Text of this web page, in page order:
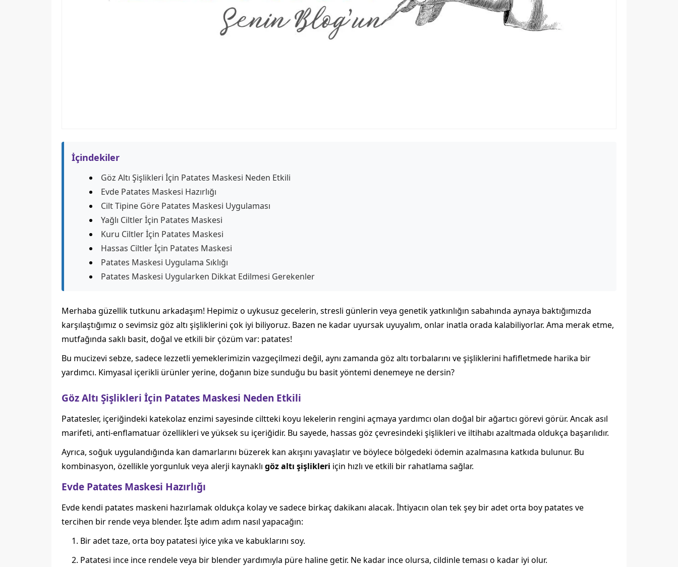
İçindekiler
Göz Altı Şişlikleri İçin Patates Maskesi Neden Etkili
Evde Patates Maskesi Hazırlığı
Cilt Tipine Göre Patates Maskesi Uygulaması
Yağlı Ciltler İçin Patates Maskesi
Kuru Ciltler İçin Patates Maskesi
Hassas Ciltler İçin Patates Maskesi
Patates Maskesi Uygulama Sıklığı
Patates Maskesi Uygularken Dikkat Edilmesi Gerekenler
Merhaba güzellik tutkunu arkadaşım! Hepimiz o uykusuz gecelerin, stresli günlerin veya genetik yatkınlığın sabahında aynaya baktığımızda
karşılaştığımız o sevimsiz göz altı şişliklerini çok iyi biliyoruz. Bazen ne kadar uyursak uyuyalım, onlar inatla orada kalabiliyorlar. Ama merak etme,
mutfağında saklı basit, doğal ve etkili bir çözüm var: patates!
Bu mucizevi sebze, sadece lezzetli yemeklerimizin vazgeçilmezi değil, aynı zamanda göz altı torbalarını ve şişliklerini hafifletmede harika bir
yardımcı. Kimyasal içerikli ürünler yerine, doğanın bize sunduğu bu basit yöntemi denemeye ne dersin?
Göz Altı Şişlikleri İçin Patates Maskesi Neden Etkili
Patatesler, içeriğindeki katekolaz enzimi sayesinde ciltteki koyu lekelerin rengini açmaya yardımcı olan doğal bir ağartıcı görevi görür. Ancak asıl
marifeti, anti-enflamatuar özellikleri ve yüksek su içeriğidir. Bu sayede, hassas göz çevresindeki şişlikleri ve iltihabı azaltmada oldukça başarılıdır.
Ayrıca, soğuk uygulandığında kan damarlarını büzerek kan akışını yavaşlatır ve böylece bölgedeki ödemin azalmasına katkıda bulunur. Bu
kombinasyon, özellikle yorgunluk veya alerji kaynaklı göz altı şişlikleri için hızlı ve etkili bir rahatlama sağlar.
Evde Patates Maskesi Hazırlığı
Evde kendi patates maskeni hazırlamak oldukça kolay ve sadece birkaç dakikanı alacak. İhtiyacın olan tek şey bir adet orta boy patates ve
tercihen bir rende veya blender. İşte adım adım nasıl yapacağın:
Bir adet taze, orta boy patatesi iyice yıka ve kabuklarını soy.
Patatesi ince ince rendele veya bir blender yardımıyla püre haline getir. Ne kadar ince olursa, cildinle teması o kadar iyi olur.